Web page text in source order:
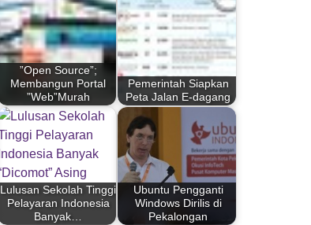
”Open Source”;
Membangun Portal
”Web”Murah
Pemerintah Siapkan
Peta Jalan E-dagang
Lulusan Sekolah Tinggi
Pelayaran Indonesia
Banyak…
Ubuntu Pengganti
Windows Dirilis di
Pekalongan